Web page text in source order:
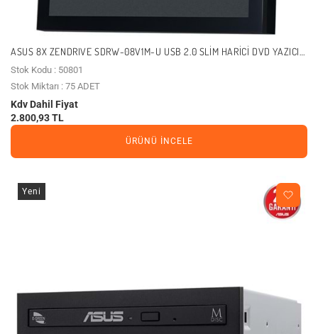
ASUS 8X ZENDRIVE SDRW-08V1M-U USB 2.0 SLIM HARICI DVD YAZICI
SIYAH
Stok Kodu : 50801
Stok Miktarı : 75 ADET
Kdv Dahil Fiyat
2.800,93 TL
ÜRÜNÜ İNCELE
Yeni